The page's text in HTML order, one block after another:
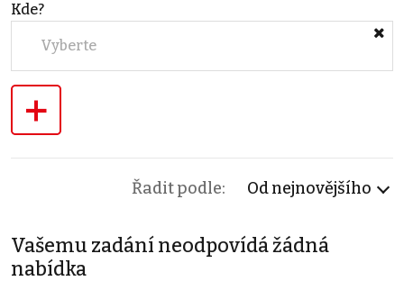
Kde?
Vyberte
+
Řadit podle: Od nejnovějšího
Vašemu zadání neodpovídá žádná
nabídka